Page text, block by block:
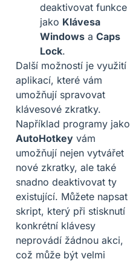
deaktivovat funkce
jako Klávesa
Windows a Caps
Lock.
Další možností je využití
aplikací, které vám
umožňují spravovat
klávesové zkratky.
Například programy jako
AutoHotkey vám
umožňují nejen vytvářet
nové zkratky, ale také
snadno deaktivovat ty
existující. Můžete napsat
skript, který při stisknutí
konkrétní klávesy
neprovádí žádnou akci,
což může být velmi